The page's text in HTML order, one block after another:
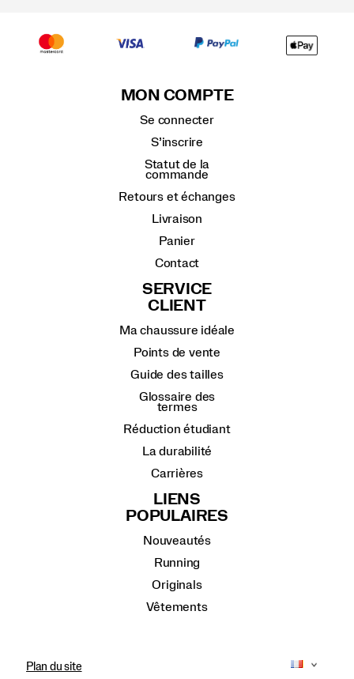
MON COMPTE
Se connecter
S’inscrire
Statut de la
commande
Retours et échanges
Livraison
Panier
Contact
SERVICE
CLIENT
Ma chaussure idéale
Points de vente
Guide des tailles
Glossaire des
termes
Réduction étudiant
La durabilité
Carrières
LIENS
POPULAIRES
Nouveautés
Running
Originals
Vêtements
Plan du site